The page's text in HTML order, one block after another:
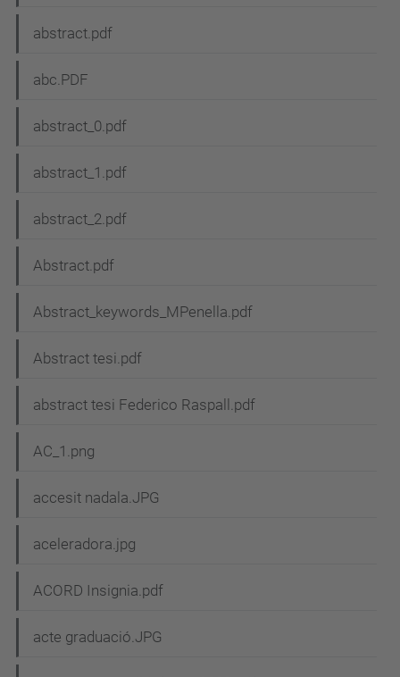
abstract.pdf
abc.PDF
abstract_0.pdf
abstract_1.pdf
abstract_2.pdf
Abstract.pdf
Abstract_keywords_MPenella.pdf
Abstract tesi.pdf
abstract tesi Federico Raspall.pdf
AC_1.png
accesit nadala.JPG
aceleradora.jpg
ACORD Insignia.pdf
acte graduació.JPG